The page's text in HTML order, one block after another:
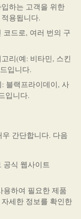
하는 고객을 위한
용됩니다.
코드로, 여러 번의 구
리(예: 비타민, 스킨
입니다.
블랙프라이데이, 사
입니다.
간단합니다. 다음
공식 웹사이트
용하여 필요한 제품
세한 정보를 확인한